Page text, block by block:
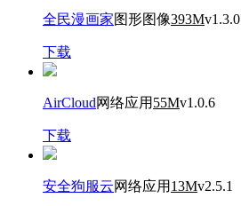
全民漫画家图形图像393Mv1.3.0
下载
AirCloud网络应用 55Mv1.0.6
下载
安全狗服云网络应用 13Mv2.5.1